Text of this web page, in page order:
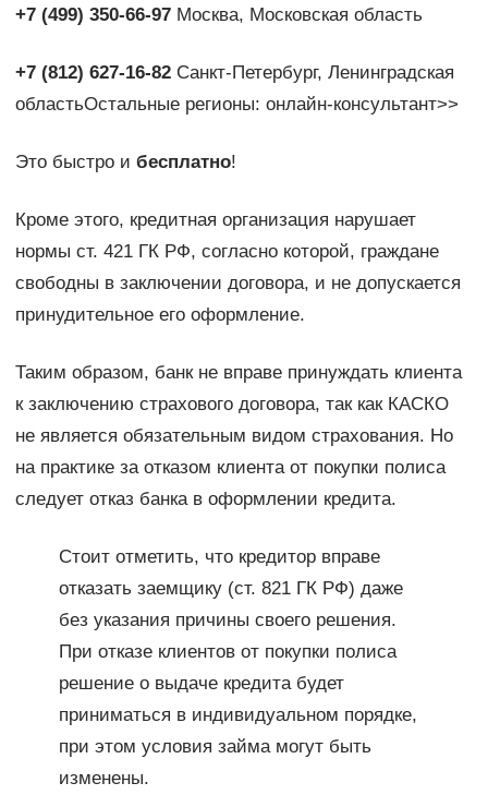
+7 (499) 350-66-97Москва, Московская область
+7 (812) 627-16-82Санкт-Петербург, Ленинградская
областьОстальные регионы: онлайн-консультант>>
Это быстро и бесплатно!
Кроме этого, кредитная организация нарушает
нормы ст. 421 ГК РФ, согласно которой, граждане
свободны в заключении договора, и не допускается
принудительное его оформление.
Таким образом, банк не вправе принуждать клиента
к заключению страхового договора, так как КАСКО
не является обязательным видом страхования. Но
на практике за отказом клиента от покупки полиса
следует отказ банка в оформлении кредита.
Стоит отметить, что кредитор вправе
отказать заемщику (ст. 821 ГК РФ) даже
без указания причины своего решения.
При отказе клиентов от покупки полиса
решение о выдаче кредита будет
приниматься в индивидуальном порядке,
при этом условия займа могут быть
изменены.